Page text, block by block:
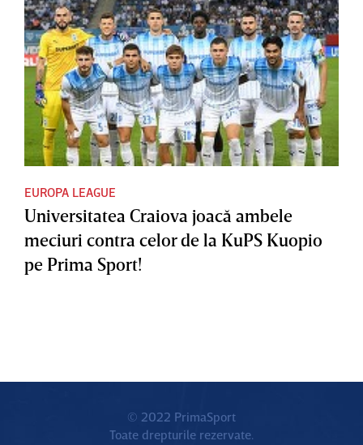
EUROPA LEAGUE
Universitatea Craiova joacă ambele
meciuri contra celor de la KuPS Kuopio
pe Prima Sport!
© 2022 PrimaSport
Toate drepturile rezervate.